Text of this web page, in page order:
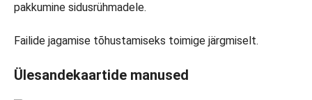
pakkumine sidusrühmadele.
Failide jagamise tõhustamiseks toimige järgmiselt.
Ülesandekaartide manused